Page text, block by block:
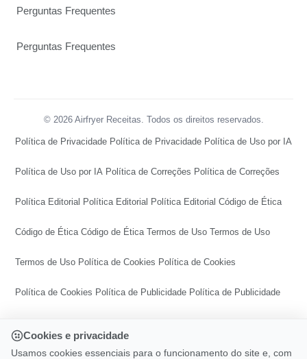
Perguntas Frequentes
Perguntas Frequentes
© 2026 Airfryer Receitas. Todos os direitos reservados.
Política de Privacidade Política de Privacidade Política de Uso por IA
Política de Uso por IA Política de Correções Política de Correções
Política Editorial Política Editorial Política Editorial Código de Ética
Código de Ética Código de Ética Termos de Uso Termos de Uso
Termos de Uso Política de Cookies Política de Cookies
Política de Cookies Política de Publicidade Política de Publicidade
Central de Transparência Central de Transparência
Cookies e privacidade
Usamos cookies essenciais para o funcionamento do site e, com